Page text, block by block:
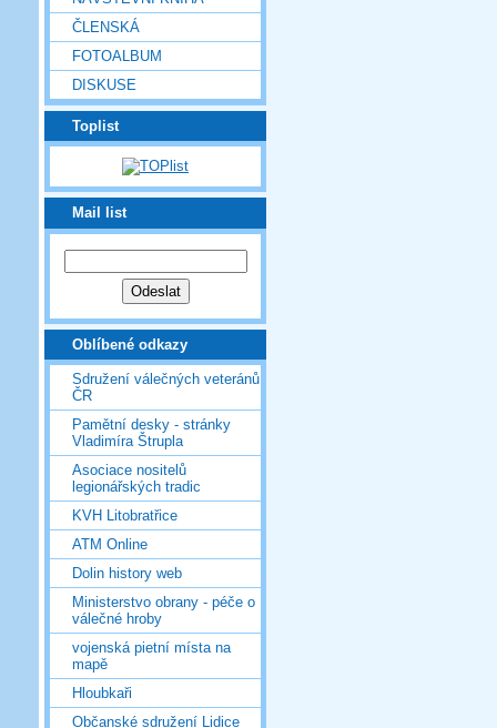
ČLENSKÁ
FOTOALBUM
DISKUSE
Toplist
Mail list
Oblíbené odkazy
Sdružení válečných veteránů
ČR
Pamětní desky - stránky
Vladimíra Štrupla
Asociace nositelů
legionářských tradic
KVH Litobratřice
ATM Online
Dolin history web
Ministerstvo obrany - péče o
válečné hroby
vojenská pietní místa na
mapě
Hloubkaři
Občanské sdružení Lidice